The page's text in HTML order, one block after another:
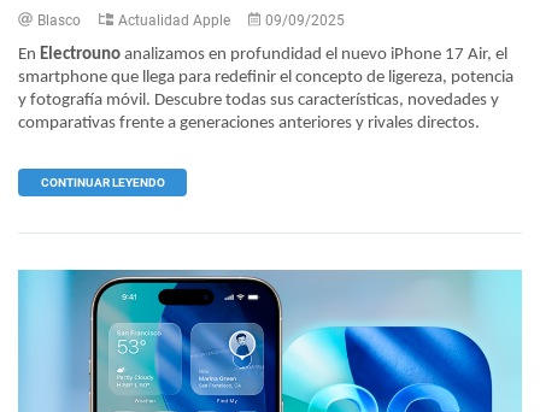
Blasco Actualidad Apple 09/09/2025
En Electrouno analizamos en profundidad el nuevo iPhone 17 Air, el
smartphone que llega para redefinir el concepto de ligereza, potencia
y fotografía móvil. Descubre todas sus características, novedades y
comparativas frente a generaciones anteriores y rivales directos.
CONTINUAR LEYENDO